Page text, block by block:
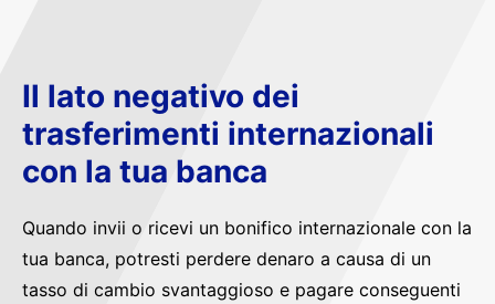
Il lato negativo dei
trasferimenti internazionali
con la tua banca
Quando invii o ricevi un bonifico internazionale con la
tua banca, potresti perdere denaro a causa di un
tasso di cambio svantaggioso e pagare conseguenti